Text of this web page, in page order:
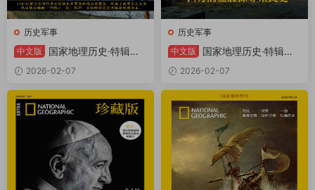
历史军事
中文版
国家地理历史·特辑：
通往东方的新路线 PDF
2026-02-07
历史军事
中文版
国家地理历史·特辑：
征服美洲 PDF
2026-02-07